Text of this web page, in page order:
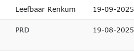
Leefbaar Renkum 19-09-2025
PRD 19-08-2025